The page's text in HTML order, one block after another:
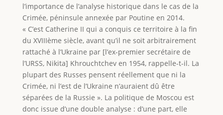
l’importance de l’analyse historique dans le cas de la
Crimée, péninsule annexée par Poutine en 2014.
« C’est Catherine II qui a conquis ce territoire à la fin
du XVIIIème siècle, avant qu’il ne soit arbitrairement
rattaché à l’Ukraine par [l’ex-premier secrétaire de
l’URSS, Nikita] Khrouchtchev en 1954, rappelle-t-il. La
plupart des Russes pensent réellement que ni la
Crimée, ni l’est de l’Ukraine n’auraient dû être
séparées de la Russie ». La politique de Moscou est
donc issue d’une double analyse : d’une part, elle